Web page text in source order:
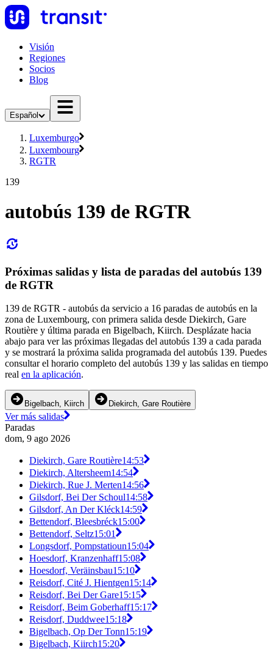
Visión
Regiones
Socios
Blog
Español
Luxemburgo
Luxembourg
RGTR
139
autobús 139 de RGTR
Próximas salidas y lista de paradas del autobús 139
de RGTR
139 de RGTR - autobús da servicio a 16 paradas de autobús en la
zona de Luxembourg, con primera salida desde Diekirch, Gare
Routière y última parada en Bigelbach, Kiirch. Desplázate hacia
abajo para ver las próximas llegadas del autobús 139 a cada parada
y se mostrará la próxima salida programada del autobús 139. Puedes
consultar el horario completo del autobús 139 y las salidas en tiempo
real en la aplicación.
Bigelbach, Kiirch Diekirch, Gare Routière
Ver más salidas
Paradas
dom, 9 ago 2026
Diekirch, Gare Routière14:53
Diekirch, Altersheem14:54
Diekirch, Rue J. Merten14:56
Gilsdorf, Bei Der Schoul14:58
Gilsdorf, An Der Kléck14:59
Bettendorf, Bleesbréck15:00
Bettendorf, Seltz15:01
Longsdorf, Pompstatioun15:04
Hoesdorf, Kranzenhaff15:08
Hoesdorf, Veräinsbau15:10
Reisdorf, Cité J. Hientgen15:14
Reisdorf, Bei Der Gare15:15
Reisdorf, Beim Goberhaff15:17
Reisdorf, Duddwee15:18
Bigelbach, Op Der Tonn15:19
Bigelbach, Kiirch15:20